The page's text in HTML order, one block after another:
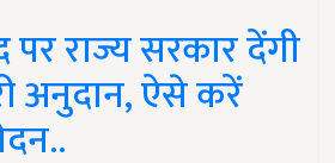
पर राज्य सरकार देंगी
अनुदान, ऐसे करें